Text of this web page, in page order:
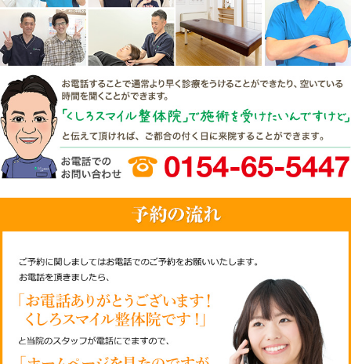
当院は、反社会的勢力に
求に対しては、民事と刑
ら法的対応を行います。
当院は、反社会的勢力と
資金提供は絶対に行いま